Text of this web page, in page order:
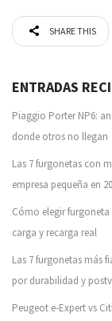
SHARE THIS
ENTRADAS
Piaggio Porter NP6:
donde otros no llegan
Las 7 furgonetas con
empresa pequeña en
Cómo elegir
carga y recarga real
Las 7 furgonetas más
por durabilidad y
Peugeot e-Expert vs